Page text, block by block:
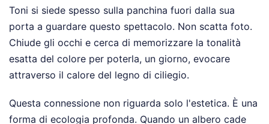
Toni si siede spesso sulla panchina fuori dalla sua
porta a guardare questo spettacolo. Non scatta foto.
Chiude gli occhi e cerca di memorizzare la tonalità
esatta del colore per poterla, un giorno, evocare
attraverso il calore del legno di ciliegio.
Questa connessione non riguarda solo l'estetica. È una
forma di ecologia profonda. Quando un albero cade